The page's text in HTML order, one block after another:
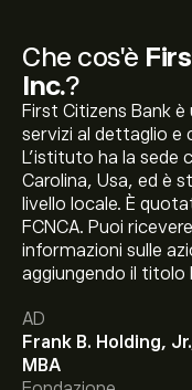
Che cos'è
Inc.?
First Citizens Bank
servizi al dettaglio e
L’istituto ha la sede
Carolina, Usa, ed è
livello locale. È
FCNCA. Puoi
informazioni sulle
aggiungendo il titolo
AD
Frank B. Holding,
MBA
Il prezzo attuale